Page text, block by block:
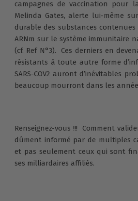
campagnes de vaccination pour
Melinda Gates, alerte lui-même
durable des substances contenues
ARNm sur le système immunitaire
(cf. Ref N°3). Ces derniers en
résistants à toute autre forme
SARS-COV2 auront d’inévitables
beaucoup mourront dans les
Renseignez-vous !!! Comment
dûment informé par de multiples
et pas seulement ceux qui sont
ses milliardaires affiliés.